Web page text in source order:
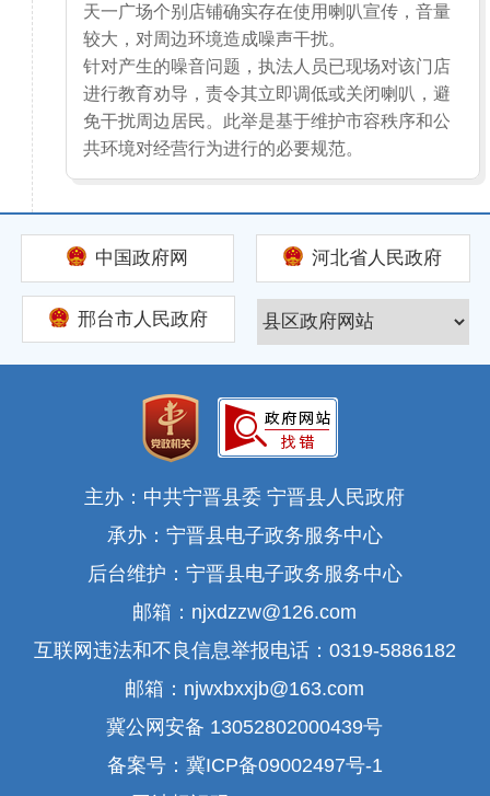
天一广场个别店铺确实存在使用喇叭宣传，音量
较大，对周边环境造成噪声干扰。
针对产生的噪音问题，执法人员已现场对该门店
进行教育劝导，责令其立即调低或关闭喇叭，避
免干扰周边居民。此举是基于维护市容秩序和公
共环境对经营行为进行的必要规范。
中国政府网 河北省人民政府
邢台市人民政府
主办：中共宁晋县委 宁晋县人民政府
承办：宁晋县电子政务服务中心
后台维护：宁晋县电子政务服务中心
邮箱：njxdzzw@126.com
互联网违法和不良信息举报电话：0319-5886182
邮箱：njwxbxxjb@163.com
冀公网安备 13052802000439号
备案号：冀ICP备09002497号-1